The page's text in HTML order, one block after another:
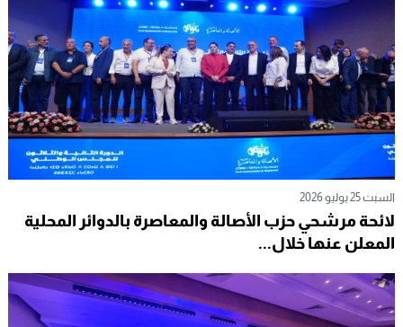
السبت 25 يوليو 2026
لائحة مرشحي حزب الأصالة والمعاصرة بالدوائر المحلية
المعلن عنها خلال...